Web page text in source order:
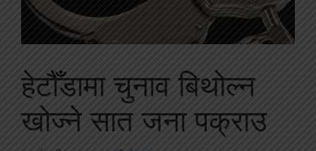
हेटौँडामा चुनाव बिथोल्न
खोज्ने सात जना पक्राउ